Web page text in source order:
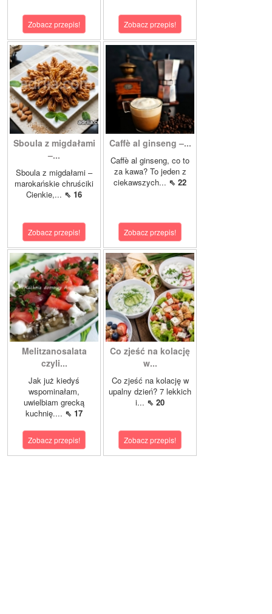
Zobacz przepis! Zobacz przepis!
Sboula z migdałami
–...
Sboula z migdałami –
marokańskie chruściki
Cienkie,... ⇖ 16
Zobacz przepis!
Caffè al ginseng –...
Caffè al ginseng, co to
za kawa? To jeden z
ciekawszych... ⇖ 22
Zobacz przepis!
Melitzanosalata
czyli...
Jak już kiedyś
wspominałam,
uwielbiam grecką
kuchnię.... ⇖ 17
Zobacz przepis!
Co zjeść na kolację
w...
Co zjeść na kolację w
upalny dzień? 7 lekkich
i... ⇖ 20
Zobacz przepis!